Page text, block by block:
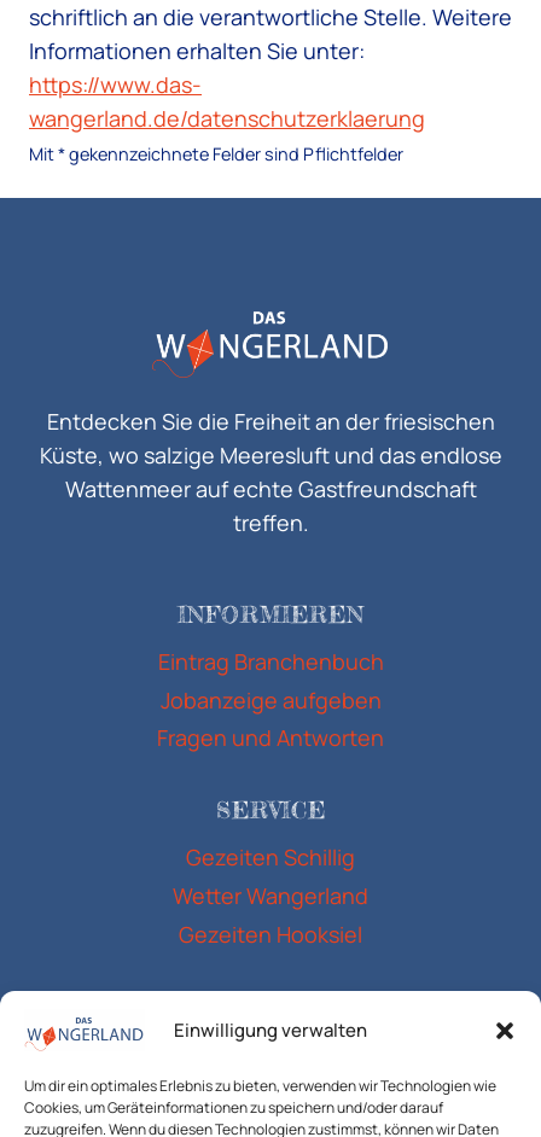
Einwilligung verwalten
Um dir ein optimales Erlebnis zu bieten, verwenden wir Technologien wie
Cookies, um Geräteinformationen zu speichern und/oder darauf
zuzugreifen. Wenn du diesen Technologien zustimmst, können wir Daten
schriftlich an die verantwortliche Stelle. Weitere
Informationen erhalten Sie unter:
https://www.das-
wangerland.de/datenschutzerklaerung
Mit * gekennzeichnete Felder sind Pflichtfelder
Entdecken Sie die Freiheit an der friesischen
Küste, wo salzige Meeresluft und das endlose
Wattenmeer auf echte Gastfreundschaft
treffen.
INFORMIEREN
Eintrag Branchenbuch
Jobanzeige aufgeben
Fragen und Antworten
SERVICE
Gezeiten Schillig
Wetter Wangerland
Gezeiten Hooksiel
Datenschutzerklärung
Cookie-Richtlinie (EU)